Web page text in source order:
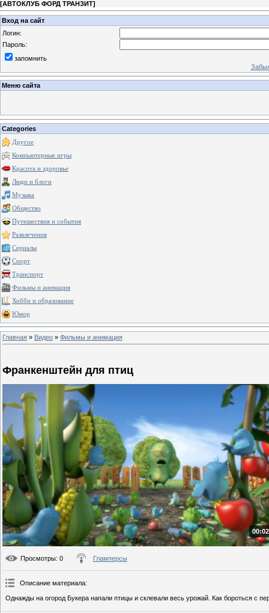
[АВТОКЛУБ ФОРД ТРАНЗИТ]
Вход на сайт
Логин:
Пароль:
запомнить
Меню сайта
Categories
Другое
Компьютерные игры
Красота и здоровье
Люди и блоги
Музыка
Общество
Путешествия и события
Развлечения
Сериалы
Спорт
Транспорт
Фильмы и анимация
Хобби и образование
Юмор
Главная » Видео » Фильмы и анимация
Франкенштейн для птиц
Просмотры: 0 Гламперсы
Описание материала:
Однажды на огород Букера напали птицы и склевали весь урожай. Как бороться с